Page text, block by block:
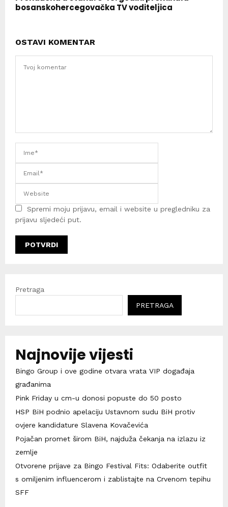
bosanskohercegovačka TV voditeljica
OSTAVI KOMENTAR
Spremi moju prijavu, email i website u pregledniku za
prijavu sljedeći put.
Pretraga
PRETRAGA
Najnovije vijesti
Bingo Group i ove godine otvara vrata VIP događaja
građanima
Pink Friday u cm-u donosi popuste do 50 posto
HSP BiH podnio apelaciju Ustavnom sudu BiH protiv
ovjere kandidature Slavena Kovačevića
Pojačan promet širom BiH, najduža čekanja na izlazu iz
zemlje
Otvorene prijave za Bingo Festival Fits: Odaberite outfit
s omiljenim influencerom i zablistajte na Crvenom tepihu
SFF